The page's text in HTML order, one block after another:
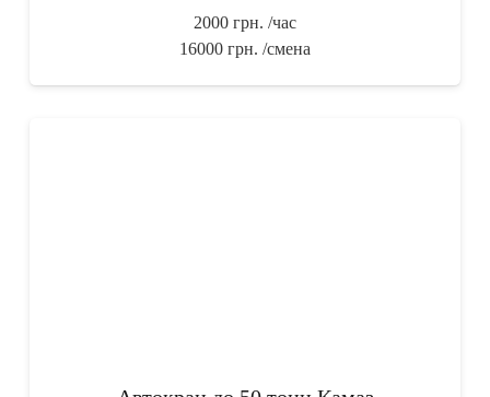
2000 грн. /час
16000 грн. /смена